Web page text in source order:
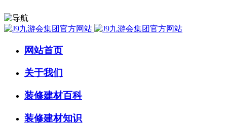
网站首页
关于我们
装修建材百科
装修建材知识